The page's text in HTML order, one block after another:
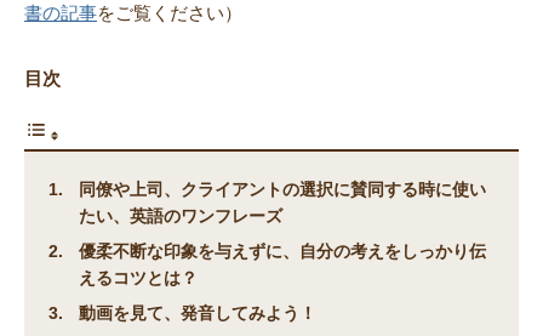
書の記事をご覧ください）
目次
同僚や上司、クライアントの選択に賛同する時に使い
たい、英語のワンフレーズ
優柔不断な印象を与えずに、自分の考えをしっかり伝
えるコツとは？
動画を見て、発音してみよう！